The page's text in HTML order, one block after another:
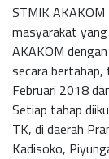
STMIK
masyarakat
AKAKOM
secara bertahap,
Februari 2018
Setiap tahap
TK, di daerah
Kadisoko,